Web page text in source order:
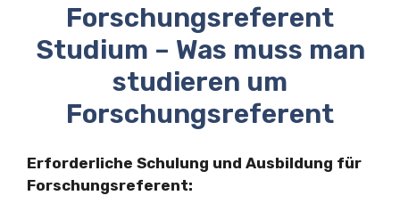
Forschungsreferent
Studium – Was muss man
studieren um
Forschungsreferent
Erforderliche Schulung und Ausbildung für
Forschungsreferent: